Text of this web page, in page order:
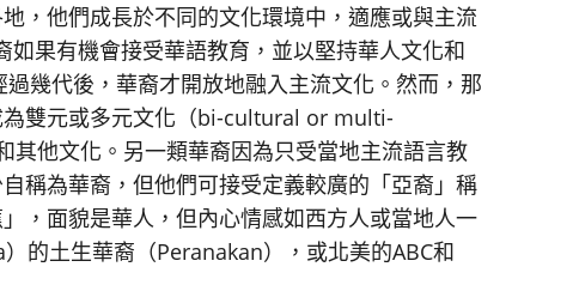
他們成長於不同的文化環境中，適應或與主流
如果有機會接受華語教育，並以堅持華人文化和
幾代後，華裔才開放地融入主流文化。然而，那
雙元或多元文化（bi-cultural or multi-
他文化。另一類華裔因為只受當地主流語言教
稱為華裔，但他們可接受定義較廣的「亞裔」稱
，面貌是華人，但內心情感如西方人或當地人一
的土生華裔（Peranakan），或北美的ABC和